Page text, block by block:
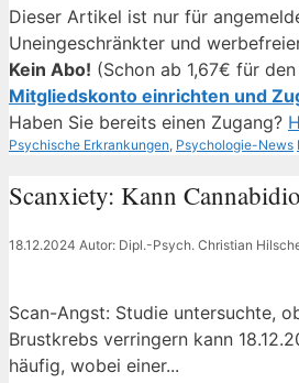
Dieser Artikel ist nur für
Uneingeschränkter und
Kein Abo! (Schon ab 1,67€ für
Mitgliedskonto einrichten und
Haben Sie bereits einen Zugang?
Kategorien
Psychische Erkrankungen, Psychologie-News
Scanxiety: Kann
18.12.2024 Autor: Dipl.-Psych. Christian
Scan-Angst: Studie untersuchte,
Brustkrebs verringern kann
häufig, wobei einer...